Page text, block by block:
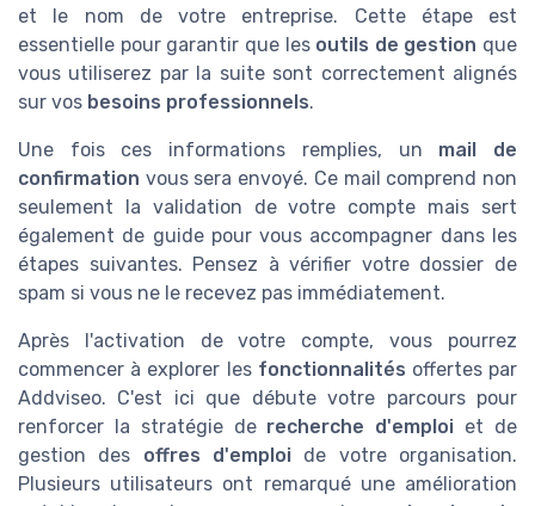
et le nom de votre entreprise. Cette étape est
essentielle pour garantir que les outils de gestion que
vous utiliserez par la suite sont correctement alignés
sur vos besoins professionnels.
Une fois ces informations remplies, un mail de
confirmation vous sera envoyé. Ce mail comprend non
seulement la validation de votre compte mais sert
également de guide pour vous accompagner dans les
étapes suivantes. Pensez à vérifier votre dossier de
spam si vous ne le recevez pas immédiatement.
Après l'activation de votre compte, vous pourrez
commencer à explorer les fonctionnalités offertes par
Addviseo. C'est ici que débute votre parcours pour
renforcer la stratégie de recherche d'emploi et de
gestion des offres d'emploi de votre organisation.
Plusieurs utilisateurs ont remarqué une amélioration